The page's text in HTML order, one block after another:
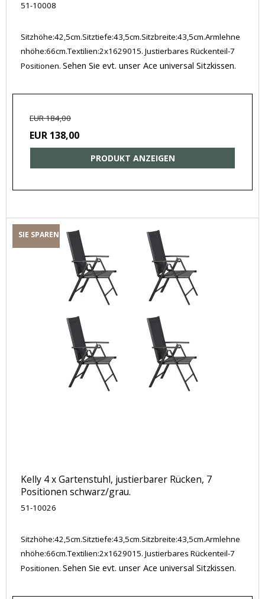
51-10008
Sitzhöhe:42,5cm.Sitztiefe:43,5cm.Sitzbreite:43,5cm.Armlehne
nhöhe:66cm.Textilien:2x1629015. Justierbares Rückenteil-7
Positionen. Sehen Sie evt. unser Ace universal Sitzkissen.
EUR 184,00
EUR 138,00
PRODUKT ANZEIGEN
SIE SPAREN
Kelly 4 x Gartenstuhl, justierbarer Rücken, 7
Positionen schwarz/grau.
51-10026
Sitzhöhe:42,5cm.Sitztiefe:43,5cm.Sitzbreite:43,5cm.Armlehne
nhöhe:66cm.Textilien:2x1629015. Justierbares Rückenteil-7
Positionen. Sehen Sie evt. unser Ace universal Sitzkissen.